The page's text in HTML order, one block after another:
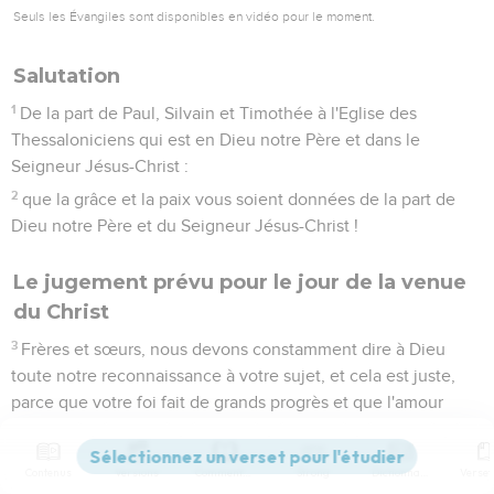
Seuls les Évangiles sont disponibles en vidéo pour le moment.
Salutation
1 De la part de Paul, Silvain et Timothée à l'Eglise des
Thessaloniciens qui est en Dieu notre Père et dans le
Seigneur Jésus-Christ :
2 que la grâce et la paix vous soient données de la part de
Dieu notre Père et du Seigneur Jésus-Christ !
Le jugement prévu pour le jour de la venue
du Christ
3 Frères et sœurs, nous devons constamment dire à Dieu
toute notre reconnaissance à votre sujet, et cela est juste,
parce que votre foi fait de grands progrès et que l'amour
Aussi sommes-nous fiers de vous dans les Eglises de Dieu
Versions Commentaires Strong